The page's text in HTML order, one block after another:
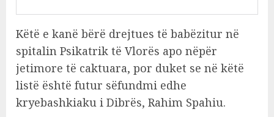
Këtë e kanë bërë drejtues të babëzitur në
spitalin Psikatrik të Vlorës apo nëpër
jetimore të caktuara, por duket se në këtë
listë është futur sëfundmi edhe
kryebashkiaku i Dibrës, Rahim Spahiu.